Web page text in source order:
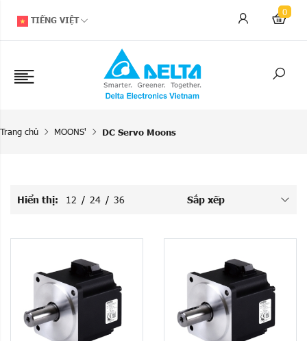
TIẾNG VIỆT
0
Trang chủ MOONS' DC Servo Moons
Hiển thị: 12 / 24 / 36 Sắp xếp